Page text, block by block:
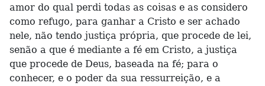
amor do qual perdi todas as coisas e as considero
como refugo, para ganhar a Cristo e ser achado
nele, não tendo justiça própria, que procede de lei,
senão a que é mediante a fé em Cristo, a justiça
que procede de Deus, baseada na fé; para o
conhecer, e o poder da sua ressurreição, e a